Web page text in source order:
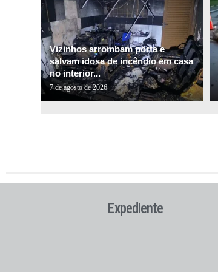
Vizinhos arrombam porta e
salvam idosa de incêndio em casa
no interior...
7 de agosto de 2026
Expediente